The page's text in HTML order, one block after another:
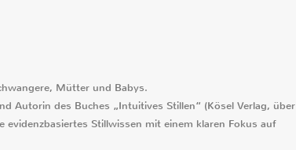
Mütter und Babys.
Autorin des Buches „Intuitives Stillen“ (Kösel Verlag, über
evidenzbasiertes Stillwissen mit einem klaren Fokus auf